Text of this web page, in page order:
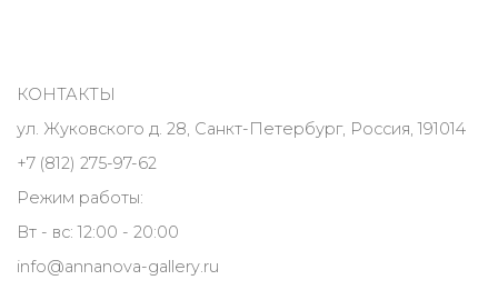
КОНТАКТЫ
ул. Жуковского д. 28, Санкт-Петербург, Россия, 191014
+7 (812) 275-97-62
Режим работы:
Вт - вс: 12:00 - 20:00
info@annanova-gallery.ru